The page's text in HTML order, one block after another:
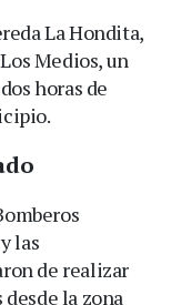
La Hondita,
Medios, un
horas de
las
de realizar
la zona